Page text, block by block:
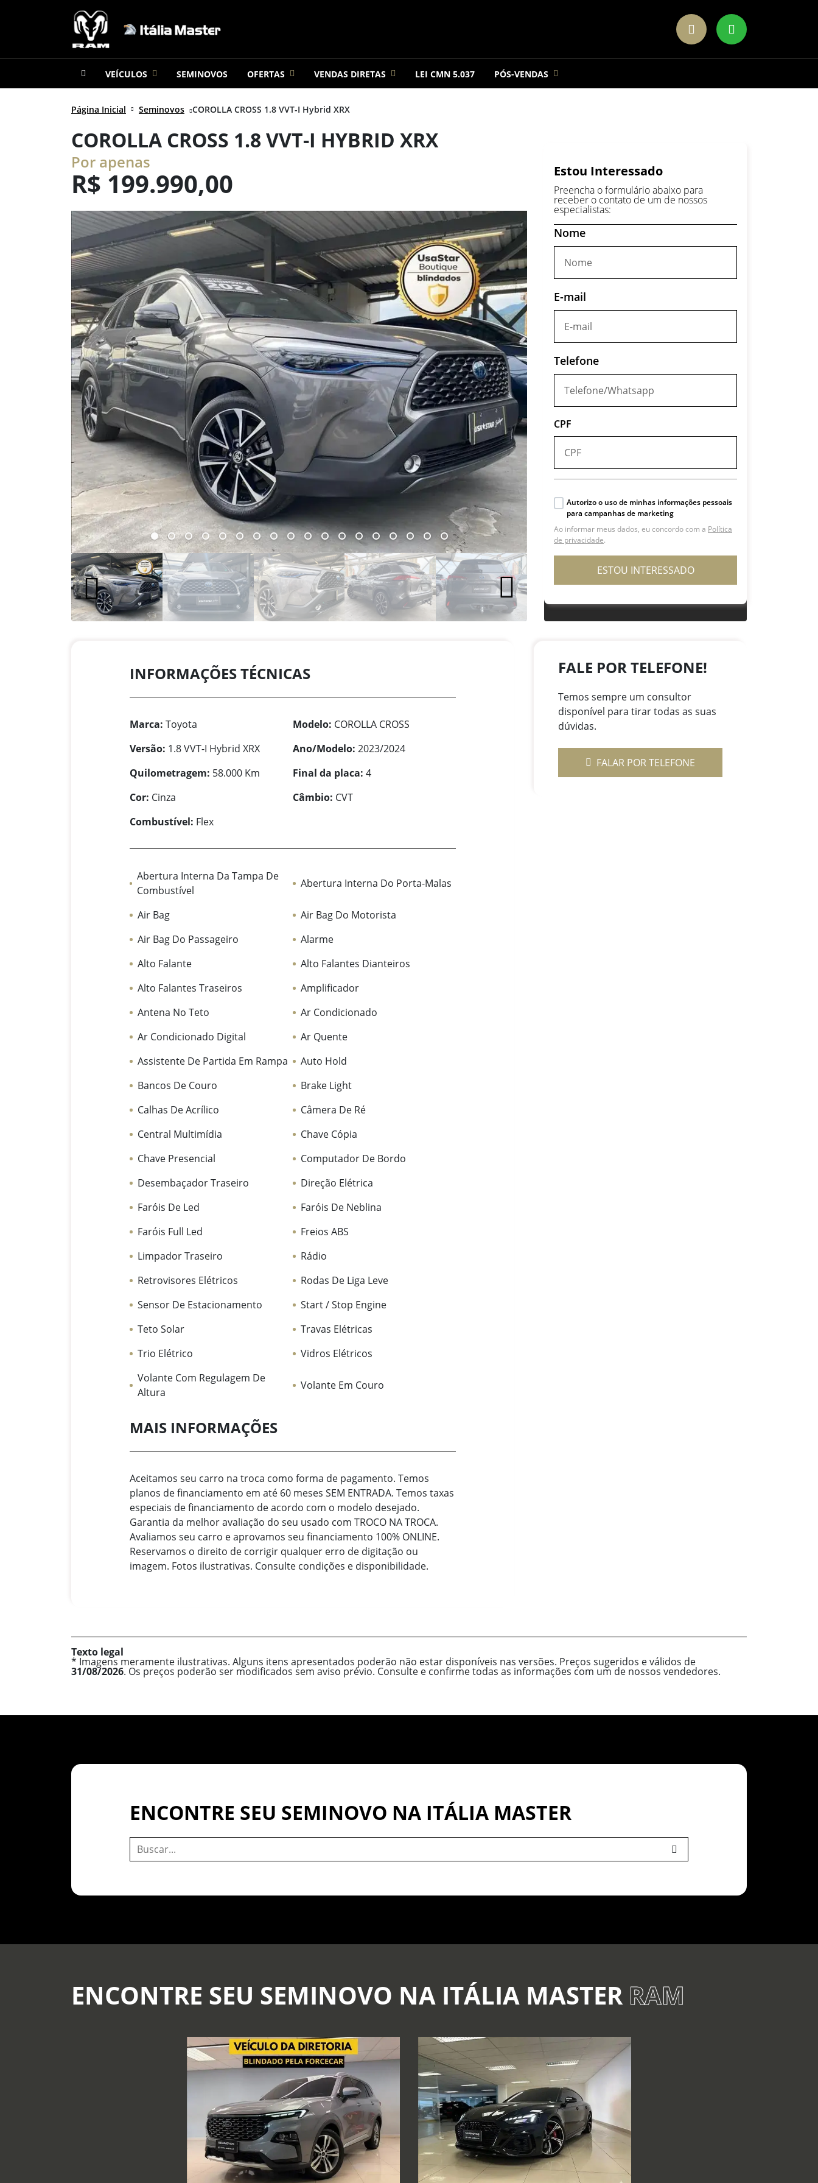
VEÍCULOS SEMINOVOS OFERTAS VENDAS DIRETAS LEI CMN 5.037 PÓS-VENDAS
Página Inicial Seminovos COROLLA CROSS 1.8 VVT-I Hybrid XRX
COROLLA CROSS 1.8 VVT-I HYBRID XRX
Por apenas
R$ 199.990,00 Estou Interessado
Preencha o formulário abaixo para
receber o contato de um de nossos
especialistas:
Nome
E-mail
Telefone
CPF
Autorizo o uso de minhas informações pessoais
para campanhas de marketing
Ao informar meus dados, eu concordo com a Política
de privacidade.
ESTOU INTERESSADO
INFORMAÇÕES TÉCNICAS
Marca: Toyota Modelo: COROLLA CROSS
Versão: 1.8 VVT-I Hybrid XRX Ano/Modelo: 2023/2024
Quilometragem: 58.000 Km Final da placa: 4
Cor: Cinza Câmbio: CVT
Combustível: Flex
Abertura Interna Da Tampa De
Combustível
Abertura Interna Do Porta-Malas
Air Bag
Air Bag Do Motorista
Air Bag Do Passageiro
Alarme
Alto Falante
Alto Falantes Dianteiros
Alto Falantes Traseiros
Amplificador
Antena No Teto
Ar Condicionado
Ar Condicionado Digital
Ar Quente
Assistente De Partida Em Rampa
Auto Hold
Bancos De Couro
Brake Light
Calhas De Acrílico
Câmera De Ré
Central Multimídia
Chave Cópia
Chave Presencial
Computador De Bordo
Desembaçador Traseiro
Direção Elétrica
Faróis De Led
Faróis De Neblina
Faróis Full Led
Freios ABS
Limpador Traseiro
Rádio
Retrovisores Elétricos
Rodas De Liga Leve
Sensor De Estacionamento
Start / Stop Engine
Teto Solar
Travas Elétricas
Trio Elétrico
Vidros Elétricos
Volante Com Regulagem De
Altura
Volante Em Couro
MAIS INFORMAÇÕES
Aceitamos seu carro na troca como forma de pagamento. Temos
planos de financiamento em até 60 meses SEM ENTRADA. Temos taxas
especiais de financiamento de acordo com o modelo desejado.
Garantia da melhor avaliação do seu usado com TROCO NA TROCA.
Avaliamos seu carro e aprovamos seu financiamento 100% ONLINE.
Reservamos o direito de corrigir qualquer erro de digitação ou
imagem. Fotos ilustrativas. Consulte condições e disponibilidade.
FALE POR TELEFONE!
Temos sempre um consultor
disponível para tirar todas as suas
dúvidas.
FALAR POR TELEFONE
Texto legal
* Imagens meramente ilustrativas. Alguns itens apresentados poderão não estar disponíveis nas versões. Preços sugeridos e válidos de
31/08/2026. Os preços poderão ser modificados sem aviso prévio. Consulte e confirme todas as informações com um de nossos vendedores.
ENCONTRE SEU SEMINOVO NA ITÁLIA MASTER
ENCONTRE SEU SEMINOVO NA ITÁLIA MASTER RAM